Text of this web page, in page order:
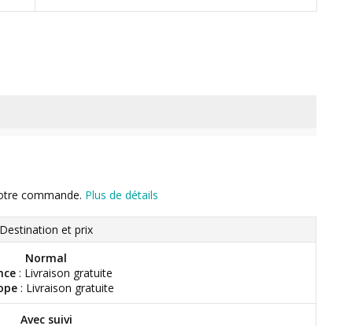
commande. Plus de détails
Destination et prix
Normal
: Livraison gratuite
: Livraison gratuite
Avec suivi